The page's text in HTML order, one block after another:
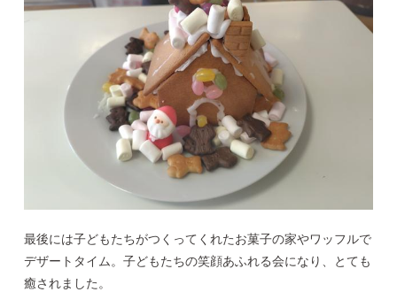
最後には子どもたちがつくってくれたお菓子の家やワッフルで
デザートタイム。子どもたちの笑顔あふれる会になり、とても
癒されました。